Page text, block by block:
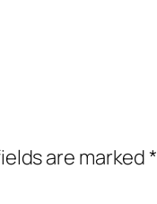
are marked*